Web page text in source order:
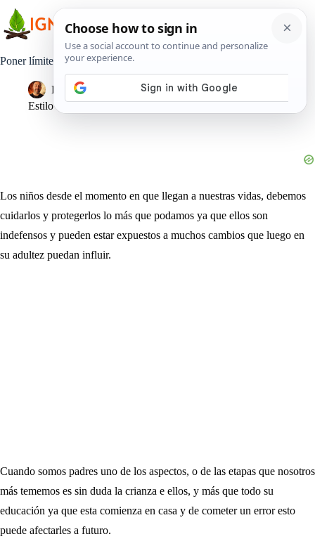
contenido
Poner límites a un niño de 2 años, formará adultos responsables.
Pedro Lisperguer
12 marzo, 2019
Estilo de Vida
Los niños desde el momento en que llegan a nuestras vidas, debemos
cuidarlos y protegerlos lo más que podamos ya que ellos son
indefensos y pueden estar expuestos a muchos cambios que luego en
su adultez puedan influir.
Cuando somos padres uno de los aspectos, o de las etapas que nosotros
más tememos es sin duda la crianza e ellos, y más que todo su
educación ya que esta comienza en casa y de cometer un error esto
puede afectarles a futuro.